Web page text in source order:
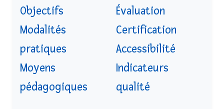
Objectifs
Modalités
pratiques
Moyens
pédagogiques
Évaluation
Certification
Accessibilité
Indicateurs
qualité